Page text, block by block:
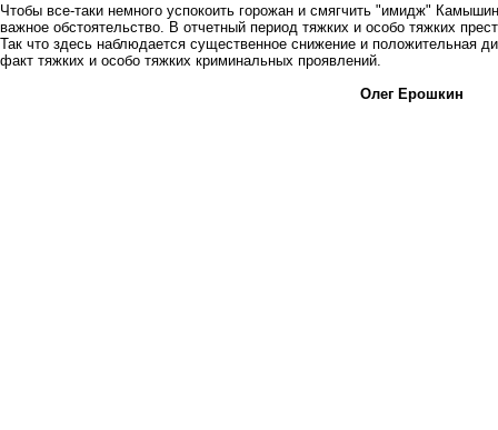
Чтобы все-таки немного успокоить горожан и смягчить "имидж"
важное обстоятельство. В отчетный период тяжких и особо тяжких
Так что здесь наблюдается существенное снижение и положительная
факт тяжких и особо тяжких криминальных проявлений.
Олег Ерошкин